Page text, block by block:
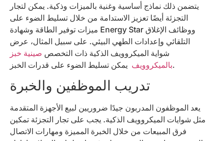
يتضمن ذلك نماذج أساسية وغنية بالميزات وذكية. يمكن لتجار
التجزئة أيضًا تعزيز الاستدامة من خلال تسليط الضوء على
ميزات توفير الطاقة وشهادة Energy Star ووظائف الإغلاق
التلقائي وإعدادات الطهي البيئي. على سبيل المثال، عرض
شواية الميكروويف الذكية ذات التخصص صينية خبز
بالميكروويفيمكن تسليط الضوء على قدرات الخبز.
تدريب الموظفين والخبرة
يعد الموظفون المدربون جيدًا ضروريين لبيع الأجهزة المتقدمة
مثل شوايات الميكروويف الذكية. يجب على تجار التجزئة تمكين
فرق المبيعات من خلال الخبرة المميزة ومهارات الاتصال